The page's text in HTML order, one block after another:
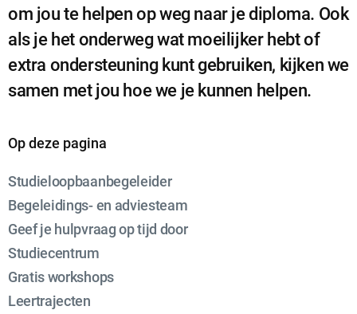
om jou te helpen op weg naar je diploma. Ook
als je het onderweg wat moeilijker hebt of
extra ondersteuning kunt gebruiken, kijken we
samen met jou hoe we je kunnen helpen.
Op deze pagina
Studieloopbaanbegeleider
Begeleidings- en adviesteam
Geef je hulpvraag op tijd door
Studiecentrum
Gratis workshops
Leertrajecten